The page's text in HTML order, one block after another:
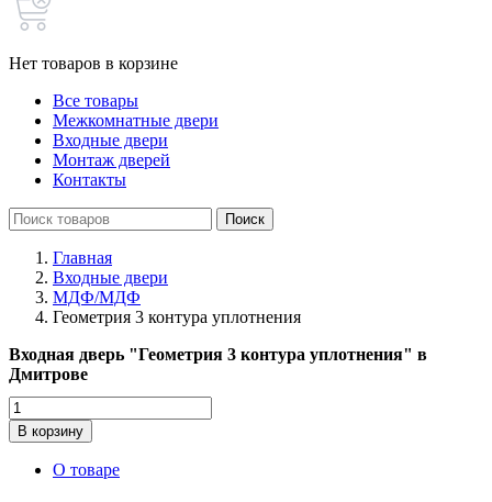
Нет товаров в корзине
Все товары
Межкомнатные двери
Входные двери
Монтаж дверей
Контакты
Search
for:
Поиск
Главная
Входные двери
МДФ/МДФ
Геометрия 3 контура уплотнения
Входная дверь "Геометрия 3 контура уплотнения" в
Дмитрове
Количество
товара
Геометрия
контура
В корзину
О товаре